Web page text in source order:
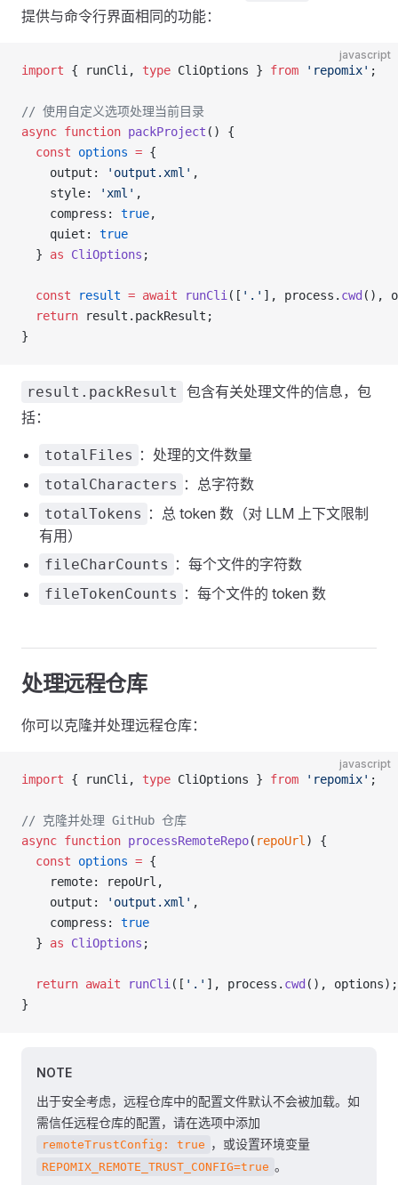
提供与命令行界面相同的功能：
javascript
import { runCli, type CliOptions } from 'repomix' ;
// 使用自定义选项处理当前目录
async function packProject () {
  const
options = {
    output:
'output.xml' ,
    style:
'xml' ,
    compress:
true,
    quiet:
true
  }
as CliOptions ;
  const
result = await runCli ([ '.' ], process. cwd (),
  return
result.packResult;
}
result.packResult
包含有关处理文件的信息，包
括：
totalFiles ：处理的文件数量
totalCharacters ：总字符数
totalTokens ：总 token 数（对 LLM 上下文限制
有用）
fileCharCounts ：每个文件的字符数
fileTokenCounts ：每个文件的 token 数
处理远程仓库
你可以克隆并处理远程仓库：
javascript
import { runCli, type CliOptions } from 'repomix' ;
// 克隆并处理 GitHub 仓库
async function processRemoteRepo( repoUrl ) {
  const
options = {
    remote: repoUrl,
    output:
'output.xml' ,
    compress:
true
  }
as CliOptions ;
  return
await runCli ([ '.' ], process. cwd (), options);
}
NOTE
出于安全考虑，远程仓库中的配置文件默认不会被加载。如
需信任远程仓库的配置，请在选项中添加
remoteTrustConfig: true ，或设置环境变量
REPOMIX_REMOTE_TRUST_CONFIG=true 。